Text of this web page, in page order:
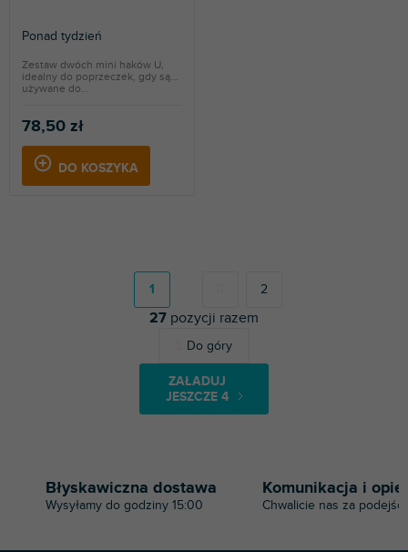
Ponad tydzień
78,50 zł
DO KOSZYKA
Zestaw dwóch mini haków U,
idealny do poprzeczek, gdy są
używane do...
K
o
n
t
l
t
ZAŁADUJ
JESZCZE 4
n
c
j
a
1 2
27 pozycji razem
Do góry
Błyskawiczna dostawa
Wysyłamy do godziny 15:00
Komunikacja i
Chwalicie nas za